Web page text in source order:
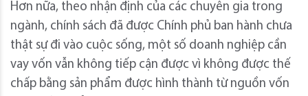
Hơn nữa, theo nhận định của các chuyên gia trong
ngành, chính sách đã được Chính phủ ban hành chưa
thật sự đi vào cuộc sống, một số doanh nghiệp cần
vay vốn vẫn không tiếp cận được vì không được thế
chấp bằng sản phẩm được hình thành từ nguồn vốn